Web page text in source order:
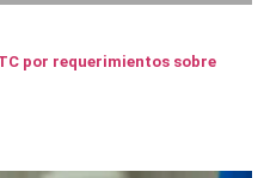
por requerimientos sobre